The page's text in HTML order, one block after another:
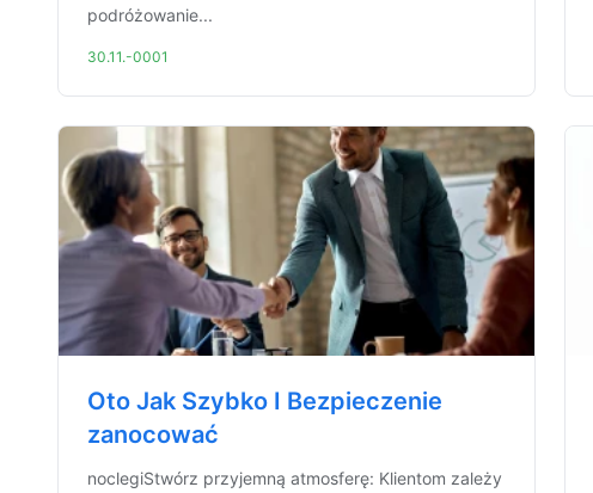
podróżowanie...
30.11.-0001
Oto Jak Szybko I Bezpieczenie
zanocować
noclegiStwórz przyjemną atmosferę: Klientom zależy